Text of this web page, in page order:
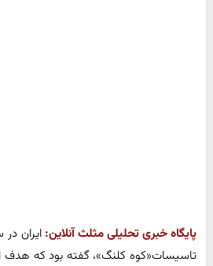
پایگاه خبری تحلیلی مثلث آنلاین:
تاسیسات«کوه کلنگ»، گفته بود که هدف